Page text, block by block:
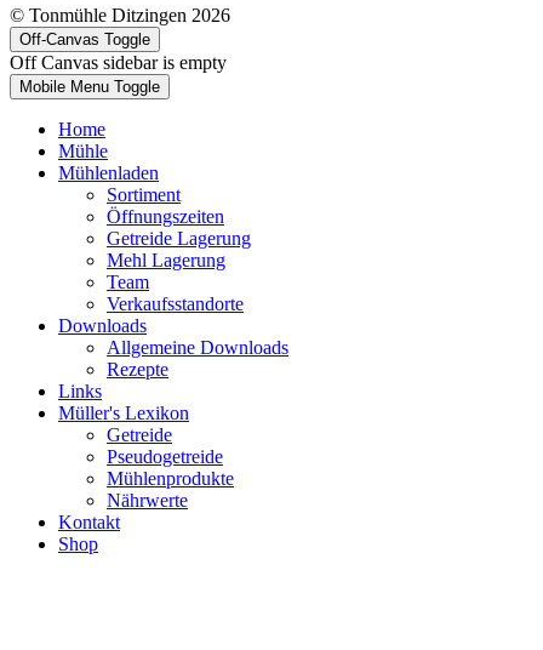
© Tonmühle Ditzingen 2026
Off-Canvas Toggle
Off Canvas sidebar is empty
Mobile Menu Toggle
Home
Mühle
Mühlenladen
Sortiment
Öffnungszeiten
Getreide Lagerung
Mehl Lagerung
Team
Verkaufsstandorte
Downloads
Allgemeine Downloads
Rezepte
Links
Müller's Lexikon
Getreide
Pseudogetreide
Mühlenprodukte
Nährwerte
Kontakt
Shop